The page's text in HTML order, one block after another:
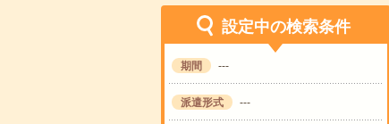
設定中の検索条件
期間 ---
派遣形式 ---